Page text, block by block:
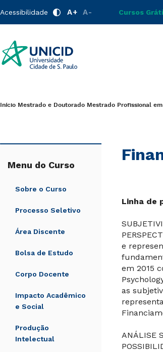
Acessibilidade A+ A- Cursos
Início Mestrado e Doutorado Mestrado Profissional
Menu do Curso
Sobre o Curso
Processo Seletivo
Área Discente
Bolsa de Estudo
Corpo Docente
Impacto Acadêmico
e Social
Produção
Intelectual
Linha de
e
em 2015
as
ANÁLISE